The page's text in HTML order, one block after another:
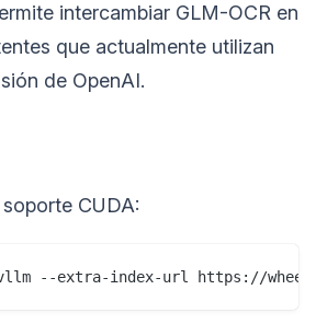
intercambiar GLM-OCR en
que actualmente utilizan
de OpenAI.
CUDA: